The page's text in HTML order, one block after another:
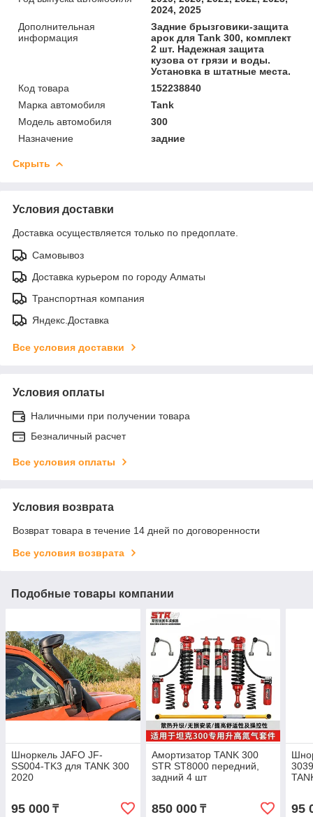
2024, 2025
Дополнительная
информация
Задние брызговики-защита
арок для Tank 300, комплект
2 шт. Надежная защита
кузова от грязи и воды.
Установка в штатные места.
Код товара
152238840
Марка автомобиля
Tank
Модель автомобиля
300
Назначение
задние
Скрыть
Условия доставки
Доставка осуществляется только по предоплате.
Самовывоз
Доставка курьером по городу Алматы
Транспортная компания
Яндекс.Доставка
Все условия доставки
Условия оплаты
Наличными при получении товара
Безналичный расчет
Все условия оплаты
Условия возврата
Возврат товара в течение 14 дней по договоренности
Все условия возврата
Подобные товары компании
Шноркель JAFO JF-
SS004-TK3 для TANK 300
2020
95 000 ₸
Амортизатор TANK 300
STR ST8000 передний,
задний 4 шт
850 000₸ 95